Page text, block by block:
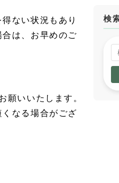
ない状況もあり
は、お早めのご
願いいたします。
なる場合がござ
検